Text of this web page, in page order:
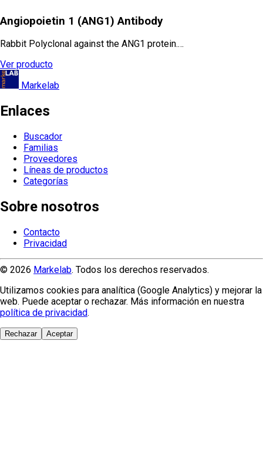
Angiopoietin 1 (ANG1) Antibody
Rabbit Polyclonal against the ANG1 protein.…
Ver producto
Markelab
Enlaces
Buscador
Familias
Proveedores
Líneas de productos
Categorías
Sobre nosotros
Contacto
Privacidad
© 2026 Markelab. Todos los derechos reservados.
Utilizamos cookies para analítica (Google Analytics) y mejorar la
web. Puede aceptar o rechazar. Más información en nuestra
política de privacidad.
Rechazar Aceptar